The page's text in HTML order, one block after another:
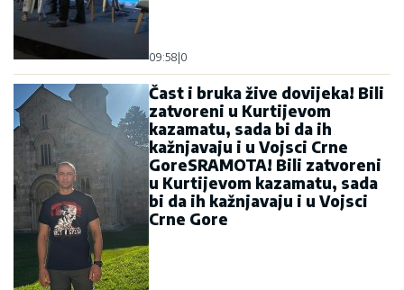
09:58 0
Čast i bruka žive dovijeka! Bili
zatvoreni u Kurtijevom
kazamatu, sada bi da ih
kažnjavaju i u Vojsci Crne
GoreSRAMOTA! Bili zatvoreni
u Kurtijevom kazamatu, sada
bi da ih kažnjavaju i u Vojsci
Crne Gore